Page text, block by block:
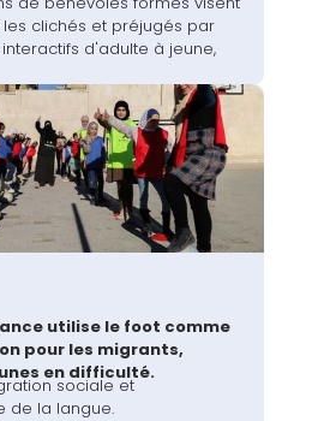
clichés et préjugés par
d'adulte à jeune,
utilise le foot comme
pour les migrants,
en difficulté.
sociale et
de la langue.